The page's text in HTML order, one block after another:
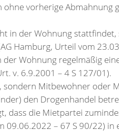
vorherige Abmahnung
in der Wohnung
Hamburg, Urteil vom
Wohnung regelmäßig
v. 6.9.2001 – 4 S 127/01).
Mitbewohner oder
den Drogenhandel
dass die Mietpartei
09.06.2022 – 67 S 90/22) in